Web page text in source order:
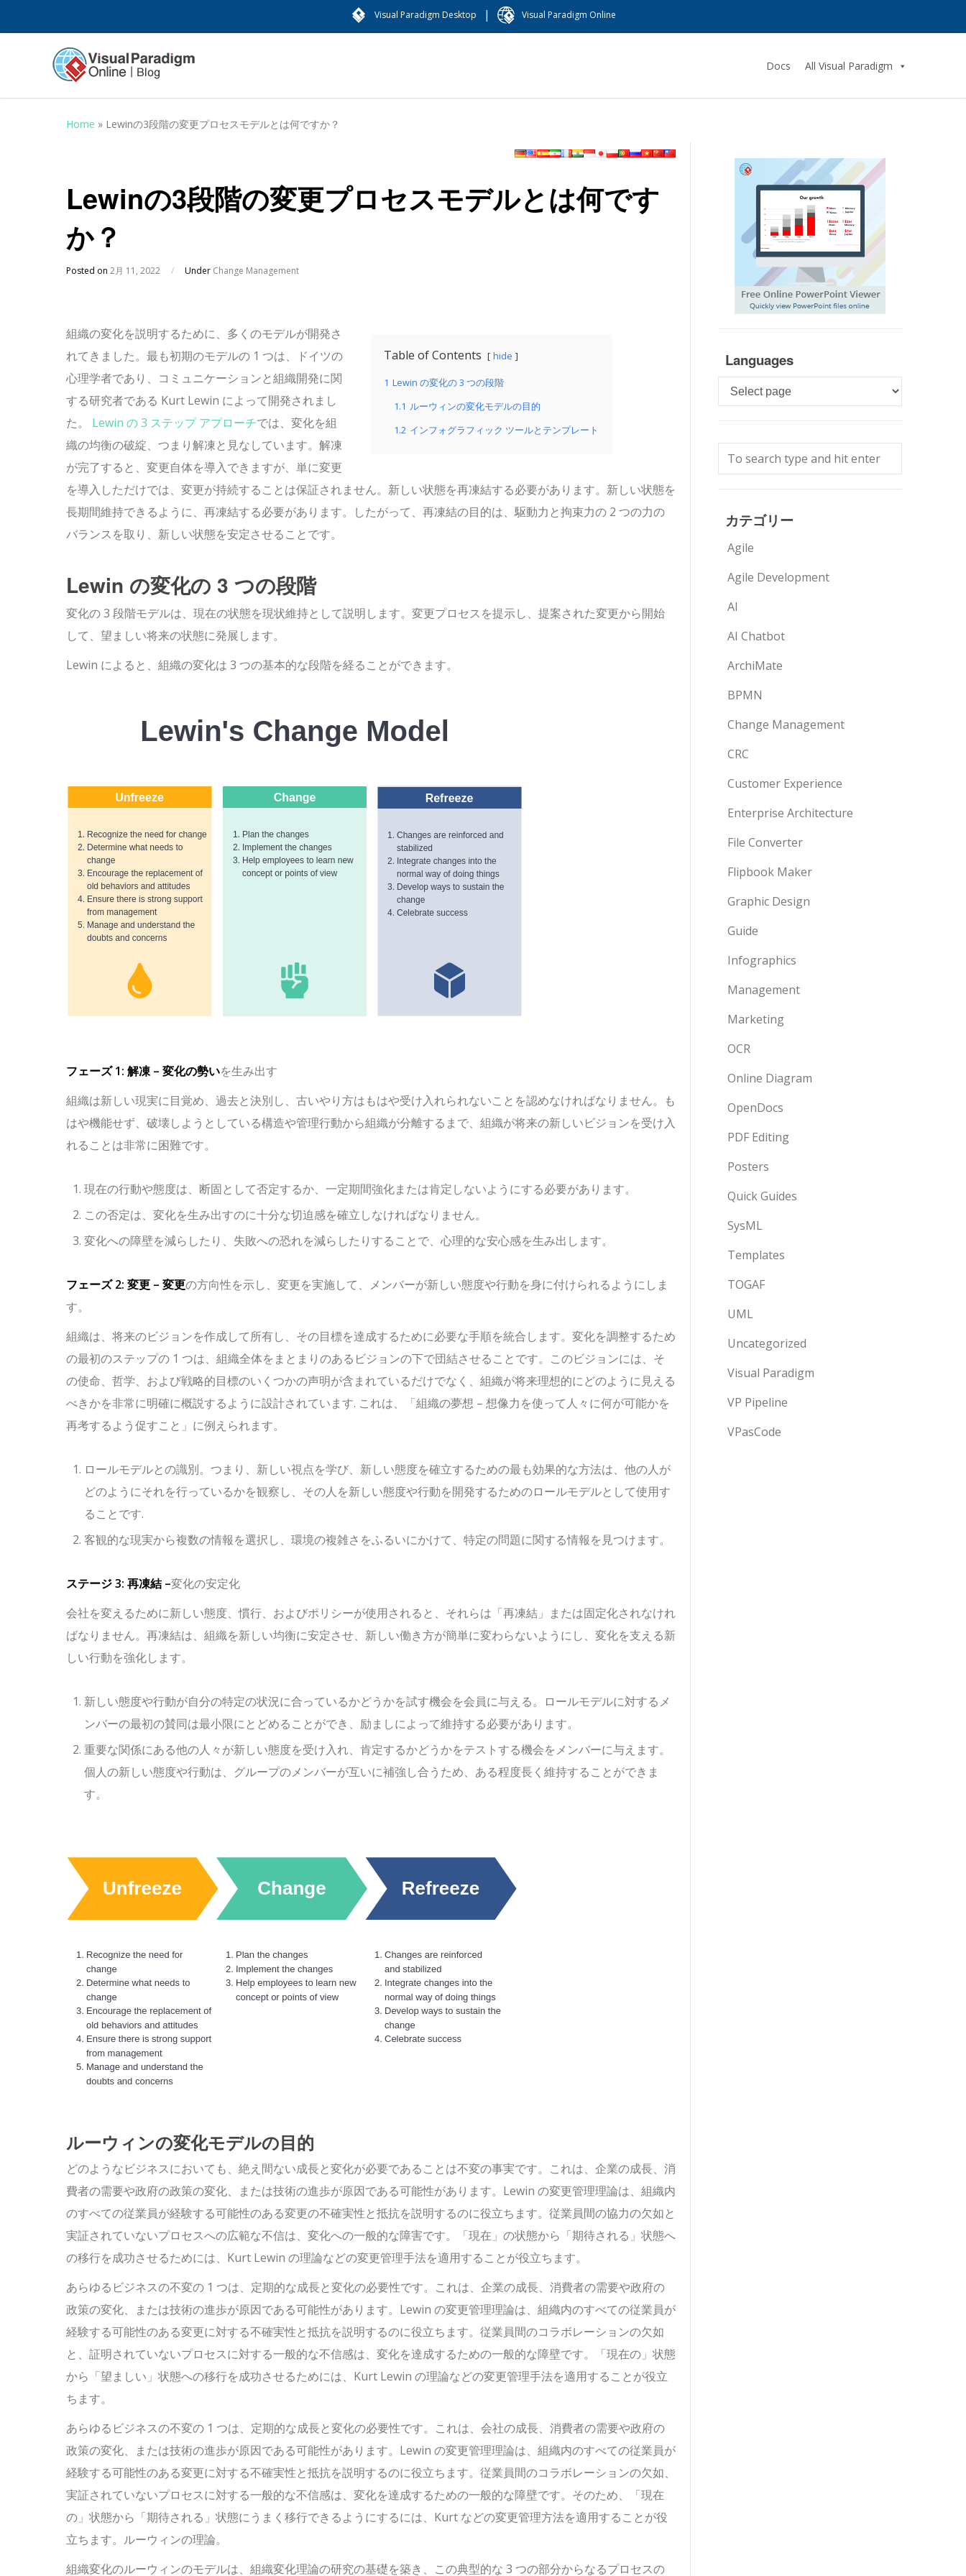
Visual Paradigm Desktop | Visual Paradigm Online
Docs All Visual Paradigm
Home » Lewinの3段階の変更プロセスモデルとは何ですか？
Lewinの3段階の変更プロセスモデルとは何です
か？
Posted on 2月 11, 2022 / Under Change Management
Table of Contents hide
1 Lewin の変化の 3 つの段階
1.1 ルーウィンの変化モデルの目的
1.2 インフォグラフィック ツールとテンプレート
組織の変化を説明するために、多くのモデルが開発さ
れてきました。 最も初期のモデルの 1 つは、ドイツの
心理学者であり、コミュニケーションと組織開発に関
する研究者である Kurt Lewin によって開発されまし
た。 Lewin の 3 ステップ アプローチでは、変化を組
織の均衡の破綻、つまり解凍と見なしています。解凍
が完了すると、変更自体を導入できますが、単に変更
を導入しただけでは、変更が持続することは保証されません。新しい状態を再凍結する必要があります。新しい状態を
長期間維持できるように、再凍結する必要があります。したがって、再凍結の目的は、駆動力と拘束力の 2 つの力の
バランスを取り、新しい状態を安定させることです。
Lewin の変化の 3 つの段階
変化の 3 段階モデル​​は、現在の状態を現状維持として説明します。変更プロセスを提示し、提案された変更から開始
して、望ましい将来の状態に発展します。
Lewin によると、組織の変化は 3 つの基本的な段階を経ることができます。
フェーズ 1: 解凍 – 変化の勢いを生み出す
組織は新しい現実に目覚め、過去と決別し、古いやり方はもはや受け入れられないことを認めなければなりません。も
はや機能せず、破壊しようとしている構造や管理行動から組織が分離するまで、組織が将来の新しいビジョンを受け入
れることは非常に困難です。
現在の行動や態度は、断固として否定するか、一定期間強化または肯定しないようにする必要があります。
この否定は、変化を生み出すのに十分な切迫感を確立しなければなりません。
変化への障壁を減らしたり、失敗への恐れを減らしたりすることで、心理的な安心感を生み出します。
フェーズ 2: 変更 – 変更の方向性を示し、変更を実施して、メンバーが新しい態度や行動を身に付けられるようにしま
す。
組織は、将来のビジョンを作成して所有し、その目標を達成するために必要な手順を統合します。変化を調整するため
の最初のステップの 1 つは、組織全体をまとまりのあるビジョンの下で団結させることです。このビジョンには、そ
の使命、哲学、および戦略的目標のいくつかの声明が含まれているだけでなく、組織が将来理想的にどのように見える
べきかを非常に明確に概説するように設計されています. これは、「組織の夢想 – 想像力を使って人々に何が可能かを
再考するよう促すこと」に例えられます。
ロールモデルとの識別。つまり、新しい視点を学び、新しい態度を確立するための最も効果的な方法は、他の人が
どのようにそれを行っているかを観察し、その人を新しい態度や行動を開発するためのロールモデルとして使用す
ることです.
客観的な現実から複数の情報を選択し、環境の複雑さをふるいにかけて、特定の問題に関する情報を見つけます。
ステージ 3: 再凍結 –変化の安定化
会社を変えるために新しい態度、慣行、およびポリシーが使用されると、それらは「再凍結」または固定化されなけれ
ばなりません。再凍結は、組織を新しい均衡に安定させ、新しい働き方が簡単に変わらないようにし、変化を支える新
しい行動を強化します。
新しい態度や行動が自分の特定の状況に合っているかどうかを試す機会を会員に与える。ロールモデルに対するメ
ンバーの最初の賛同は最小限にとどめることができ、励ましによって維持する必要があります。
重要な関係にある他の人々が新しい態度を受け入れ、肯定するかどうかをテストする機会をメンバーに与えます。
個人の新しい態度や行動は、グループのメンバーが互いに補強し合うため、ある程度長く維持することができま
す。
ルーウィンの変化モデルの目的
どのようなビジネスにおいても、絶え間ない成長と変化が必要であることは不変の事実です。これは、企業の成長、消
費者の需要や政府の政策の変化、または技術の進歩が原因である可能性があります。Lewin の変更管理理論は、組織内
のすべての従業員が経験する可能性のある変更の不確実性と抵抗を説明するのに役立ちます。従業員間の協力の欠如と
実証されていないプロセスへの広範な不信は、変化への一般的な障害です。「現在」の状態から「期待される」状態へ
の移行を成功させるためには、Kurt Lewin の理論などの変更管理手法を適用することが役立ちます。
あらゆるビジネスの不変の 1 つは、定期的な成長と変化の必要性です。これは、企業の成長、消費者の需要や政府の
政策の変化、または技術の進歩が原因である可能性があります。Lewin の変更管理理論は、組織内のすべての従業員が
経験する可能性のある変更に対する不確実性と抵抗を説明するのに役立ちます。従業員間のコラボレーションの欠如
と、証明されていないプロセスに対する一般的な不信感は、変化を達成するための一般的な障壁です。「現在の」状態
から「望ましい」状態への移行を成功させるためには、Kurt Lewin の理論などの変更管理手法を適用することが役立
ちます。
あらゆるビジネスの不変の 1 つは、定期的な成長と変化の必要性です。これは、会社の成長、消費者の需要や政府の
政策の変化、または技術の進歩が原因である可能性があります。Lewin の変更管理理論は、組織内のすべての従業員が
経験する可能性のある変更に対する不確実性と抵抗を説明するのに役立ちます。従業員間のコラボレーションの欠如、
実証されていないプロセスに対する一般的な不信感は、変化を達成するための一般的な障壁です。そのため、「現在
の」状態から「期待される」状態にうまく移行できるようにするには、Kurt などの変更管理方法を適用することが役
立ちます。ルーウィンの理論。
組織変化のルーウィンのモデルは、組織変化理論の研究の基礎を築き、この典型的な 3 つの部分からなるプロセスの
Languages
Languages
カテゴリー
Agile
Agile Development
AI
AI Chatbot
ArchiMate
BPMN
Change Management
CRC
Customer Experience
Enterprise Architecture
File Converter
Flipbook Maker
Graphic Design
Guide
Infographics
Management
Marketing
OCR
Online Diagram
OpenDocs
PDF Editing
Posters
Quick Guides
SysML
Templates
TOGAF
UML
Uncategorized
Visual Paradigm
VP Pipeline
VPasCode